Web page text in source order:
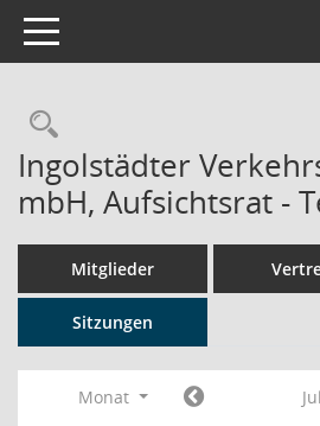
Toggle navigation
Rechercheauswahl
Ingolstädter
mbH, Aufsichtsrat -
Mitglieder
Sitzungen
Monat